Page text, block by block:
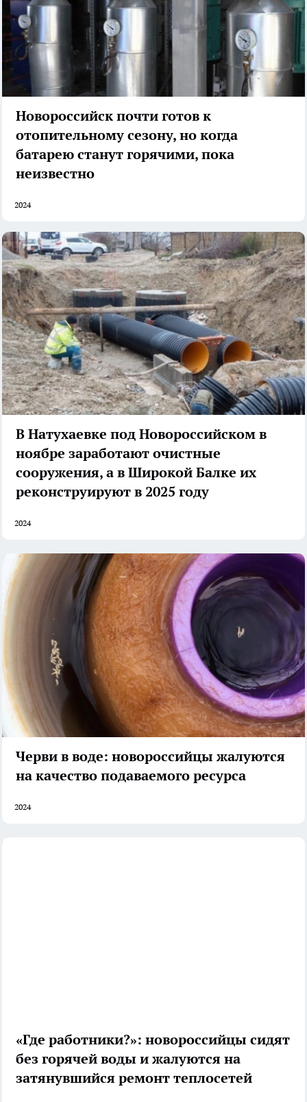
Новороссийск почти готов к
отопительному сезону, но когда
батарею станут горячими, пока
неизвестно
2024
В Натухаевке под Новороссийском в
ноябре заработают очистные
сооружения, а в Широкой Балке их
реконструируют в 2025 году
2024
Черви в воде: новороссийцы жалуются
на качество подаваемого ресурса
2024
«Где работники?»: новороссийцы сидят
без горячей воды и жалуются на
затянувшийся ремонт теплосетей